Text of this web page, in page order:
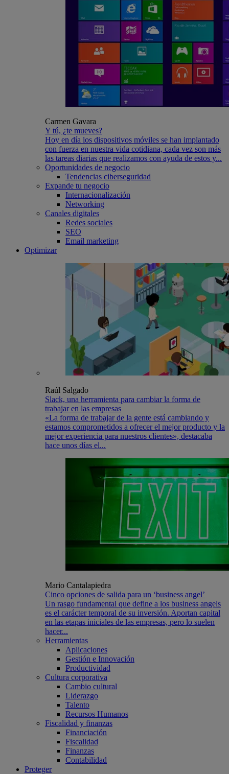
Carmen Gavara
Y tú, ¿te mueves?
Hoy en día los dispositivos móviles se han implantado
con fuerza en nuestra vida cotidiana, cada vez son más
las tareas diarias que realizamos con ayuda de estos y...
Oportunidades de negocio
Tendencias ciberseguridad
Expande tu negocio
Internacionalización
Networking
Canales digitales
Redes sociales
SEO
Email marketing
Optimizar
Raúl Salgado
Slack, una herramienta para cambiar la forma de
trabajar en las empresas
«La forma de trabajar de la gente está cambiando y
estamos comprometidos a ofrecer el mejor producto y la
mejor experiencia para nuestros clientes», destacaba
hace unos días el...
Mario Cantalapiedra
Cinco opciones de salida para un ‘business angel’
Un rasgo fundamental que define a los business angels
es el carácter temporal de su inversión. Aportan capital
en las etapas iniciales de las empresas, pero lo suelen
hacer...
Herramientas
Aplicaciones
Gestión e Innovación
Productividad
Cultura corporativa
Cambio cultural
Liderazgo
Talento
Recursos Humanos
Fiscalidad y finanzas
Financiación
Fiscalidad
Finanzas
Contabilidad
Proteger